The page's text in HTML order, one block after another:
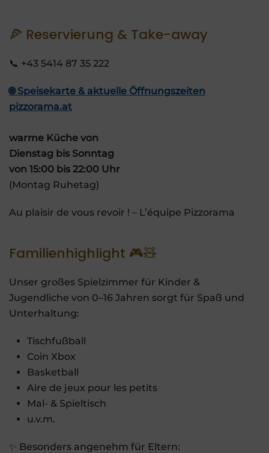
🍕 Reservierung & Take-away
📞 +43 5414 87 35 222
🌐 Speisekarte & aktuelle Öffnungszeiten
pizzorama.at
warme Küche von
Dienstag bis Sonntag
von 15:00 bis 22:00 Uhr
(Montag Ruhetag)
Au plaisir de vous revoir ! – L’équipe Pizzorama
Familienhighlight 🎮🧸
Unser großes Spielzimmer für Kinder &
Jugendliche von 0–16 Jahren sorgt für Spaß und
Unterhaltung:
Tischfußball
Coin Xbox
Basketball
Aire de jeux pour les petits
Mal- & Spieltisch
u.v.m.
✨ Besonders angenehm für Eltern: